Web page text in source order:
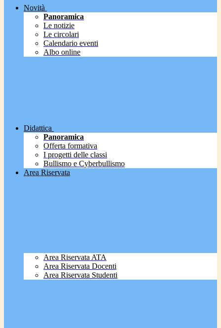
Novità
Panoramica
Le notizie
Le circolari
Calendario eventi
Albo online
Didattica
Panoramica
Offerta formativa
I progetti delle classi
Bullismo e Cyberbullismo
Area Riservata
Area Riservata ATA
Area Riservata Docenti
Area Riservata Studenti